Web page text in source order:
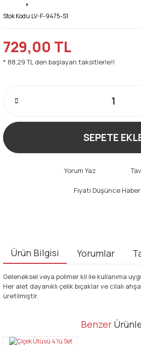
Stok Kodu:LV-F-9475-S1
729,00 TL
* 88,29 TL den başlayan taksitlerle!!
SEPETE
Yorum Yaz
Fiyatı Düşünce
Ürün Bilgisi Yorumlar
Geleneksel veya polimer kil ile kullanıma
Her alet dayanıklı çelik bıçaklar ve cilalı
üretilmiştir.
Bu ürüne ilk yorumu siz
Bu ürünün fiyat bilgisi, resim, ürün
tarafımıza iletebilirsiniz.
Benzer